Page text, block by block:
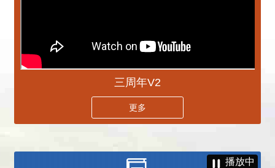
三周年V2
更多
播放中